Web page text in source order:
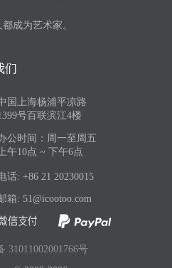
成为艺术家。
们
国上海杨浦平凉路
号百联滨江4楼
公时间：周一至周五
午10点 ~ 下午6点
话: +86 21 20230015
箱: 51@icootoo.com
31011002001766号